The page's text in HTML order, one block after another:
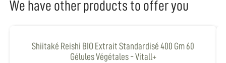
We have other products to offer you
Shiitaké Reishi BIO Extrait Standardisé 400 Gm 60
Gélules Végétales - Vitall+